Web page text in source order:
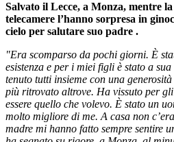
Salvato il Lecce, a Monza, mentre
telecamere l’hanno sorpresa in
cielo per salutare suo padre .
"Era scomparso da pochi giorni. È
esistenza e per i miei figli è stato a
tenuto tutti insieme con una
più ritrovato altrove. Ha vissuto per
essere quello che volevo. È stato un
molto migliore di me. A casa non
madre mi hanno fatto sempre sentire